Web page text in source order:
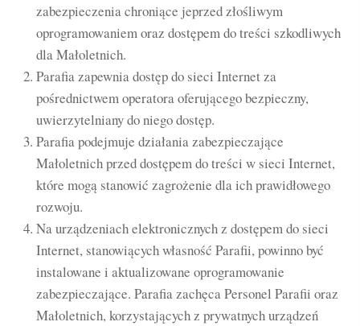
zabezpieczenia chroniące jeprzed złośliwym
oprogramowaniem oraz dostępem do treści szkodliwych
dla Małoletnich.
Parafia zapewnia dostęp do sieci Internet za
pośrednictwem operatora oferującego bezpieczny,
uwierzytelniany do niego dostęp.
Parafia podejmuje działania zabezpieczające
Małoletnich przed dostępem do treści w sieci Internet,
które mogą stanowić zagrożenie dla ich prawidłowego
rozwoju.
Na urządzeniach elektronicznych z dostępem do sieci
Internet, stanowiących własność Parafii, powinno być
instalowane i aktualizowane oprogramowanie
zabezpieczające. Parafia zachęca Personel Parafii oraz
Małoletnich, korzystających z prywatnych urządzeń